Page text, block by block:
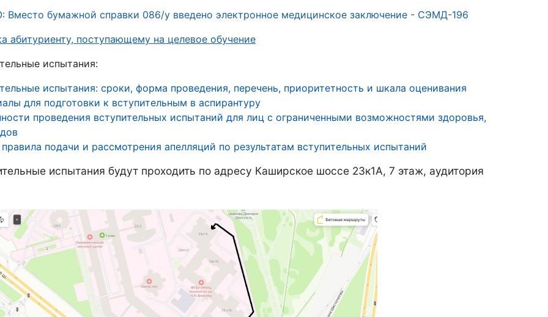
бумажной справки 086/у введено электронное медицинское заключение - СЭМД-196
абитуриенту, поступающему на целевое обучение
испытания:
испытания: сроки, форма проведения, перечень, приоритетность и шкала оценивания
для подготовки к вступительным в аспирантуру
проведения вступительных испытаний для лиц с ограниченными возможностями здоровья,
подачи и рассмотрения апелляций по результатам вступительных испытаний
испытания будут проходить по адресу Каширское шоссе 23к1А, 7 этаж, аудитория